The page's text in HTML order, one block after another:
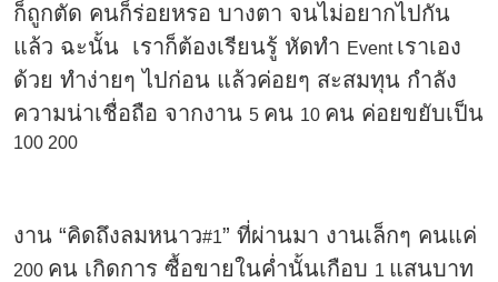
ก็ถูกตัด คนก็ร่อยหรอ บางตา จนไม่อยากไปกัน
แล้ว ฉะนั้น เราก็ต้องเรียนรู้ หัดทำ Event เราเอง
ด้วย ทำง่ายๆ ไปก่อน แล้วค่อยๆ สะสมทุน กำลัง
ความน่าเชื่อถือ จากงาน 5 คน 10 คน ค่อยขยับเป็น
100 200
งาน “คิดถึงลมหนาว#1” ที่ผ่านมา งานเล็กๆ คนแค่
200 คน เกิดการ ซื้อขายในค่ำนั้นเกือบ 1 แสนบาท